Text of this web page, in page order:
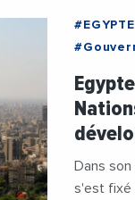
#EGYPTE
Dans
s'est fixé